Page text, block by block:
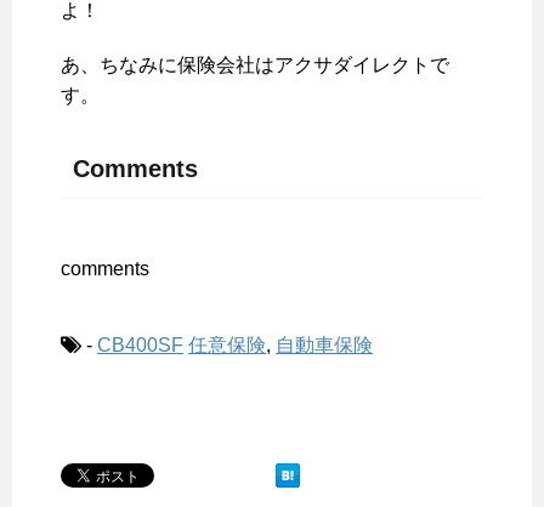
よ！
あ、ちなみに保険会社はアクサダイレクトで
す。
Comments
comments
- CB400SF 任意保険, 自動車保険